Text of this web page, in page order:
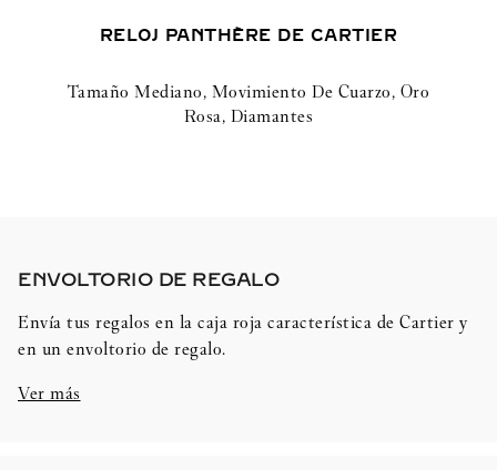
RELOJ PANTHÈRE DE CARTIER
Tamaño Mediano, Movimiento De Cuarzo, Oro
Rosa, Diamantes
ENVOLTORIO DE REGALO​
Envía tus regalos en la caja roja característica de Cartier y
en un envoltorio de regalo.
Ver más